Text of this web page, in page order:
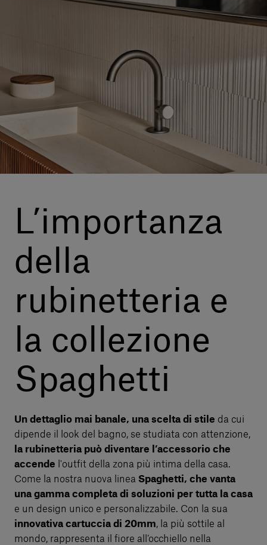
Vieni a trovarci
Accedi
Contattaci
L’importanza
della
rubinetteria e
la collezione
Spaghetti
Un dettaglio mai banale, una scelta di stile da cui
dipende il look del bagno, se studiata con attenzione,
la rubinetteria può diventare l’accessorio che
accende l'outfit della zona più intima della casa.
Come la nostra nuova linea Spaghetti, che vanta
una gamma completa di soluzioni per tutta la casa
e un design unico e personalizzabile. Con la sua
innovativa cartuccia di 20mm, la più sottile al
mondo, rappresenta il fiore all’occhiello nella